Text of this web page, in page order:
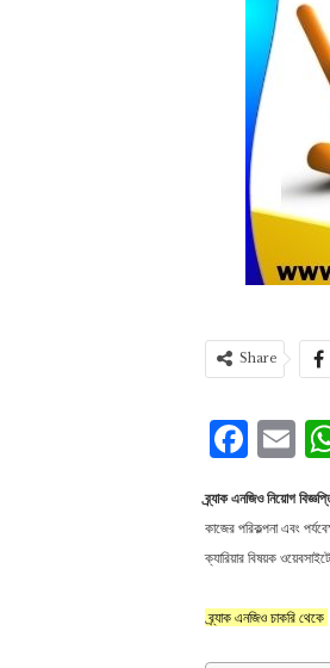
Share
ব্র্যাক এনজিও নিয়োগ
কাজের পরিকল্পনা এবং
ক্যারিয়ার বিষয়ক
ব্র্যাক এনজিও চাকরি থেকে